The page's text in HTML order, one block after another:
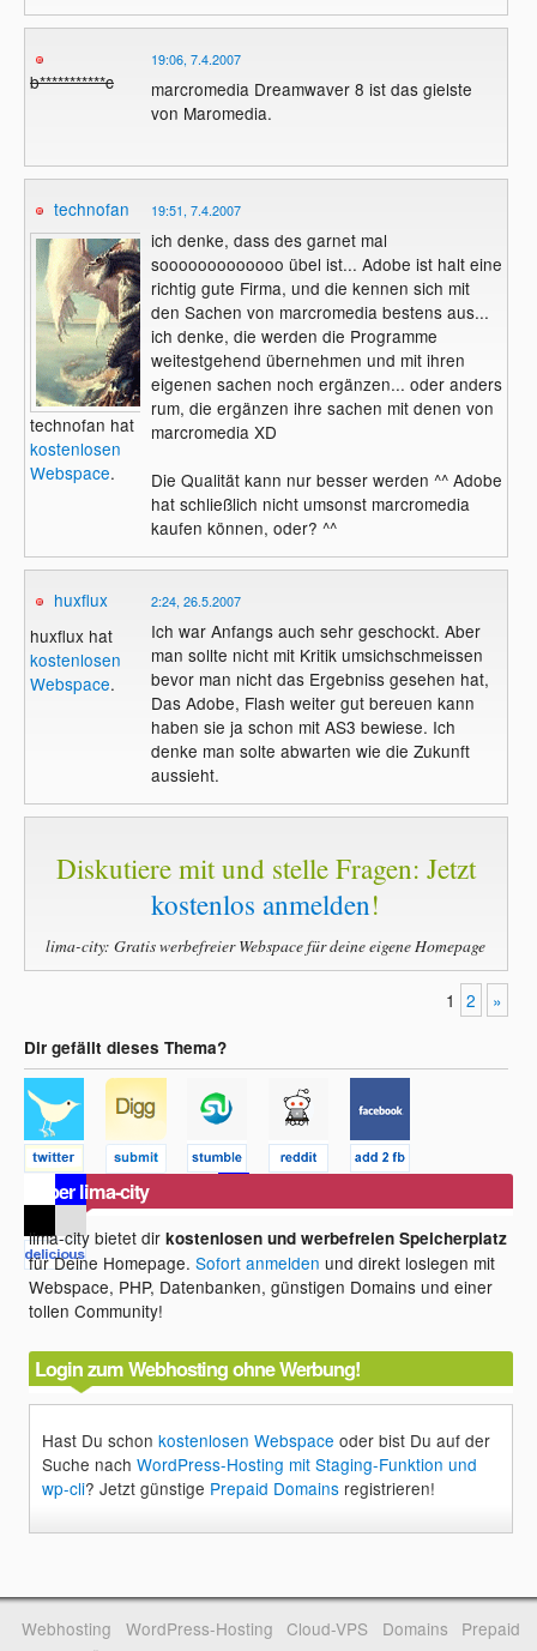
b***********c
19:06, 7.4.2007
marcromedia Dreamwaver 8 ist das gielste
von Maromedia.
technofan
technofan hat
kostenlosen
Webspace.
19:51, 7.4.2007
ich denke, dass des garnet mal
sooooooooooooo übel ist... Adobe ist halt eine
richtig gute Firma, und die kennen sich mit
den Sachen von marcromedia bestens aus...
ich denke, die werden die Programme
weitestgehend übernehmen und mit ihren
eigenen sachen noch ergänzen... oder anders
rum, die ergänzen ihre sachen mit denen von
marcromedia XD
Die Qualität kann nur besser werden ^^ Adobe
hat schließlich nicht umsonst marcromedia
kaufen können, oder? ^^
huxflux
huxflux hat
kostenlosen
Webspace.
2:24, 26.5.2007
Ich war Anfangs auch sehr geschockt. Aber
man sollte nicht mit Kritik umsichschmeissen
bevor man nicht das Ergebniss gesehen hat,
Das Adobe, Flash weiter gut bereuen kann
haben sie ja schon mit AS3 bewiese. Ich
denke man solte abwarten wie die Zukunft
aussieht.
Diskutiere mit und stelle Fragen: Jetzt
kostenlos anmelden!
lima-city: Gratis werbefreier Webspace für deine eigene Homepage
1 2 »
Dir gefällt dieses Thema?
Über lima-city
lima-city bietet dirkostenlosen und werbefreien Speicherplatz
für Deine Homepage.Sofort anmelden und direkt loslegen mit
Webspace, PHP, Datenbanken, günstigen Domains und einer
tollen Community!
Login zum Webhosting ohne Werbung!
Hast Du schonkostenlosen Webspace oder bist Du auf der
Suche nachWordPress-Hosting mit Staging-Funktion und
wp-cli? Jetzt günstige Prepaid Domains registrieren!
Webhosting WordPress-Hosting Cloud-VPS Domains
Prepaid